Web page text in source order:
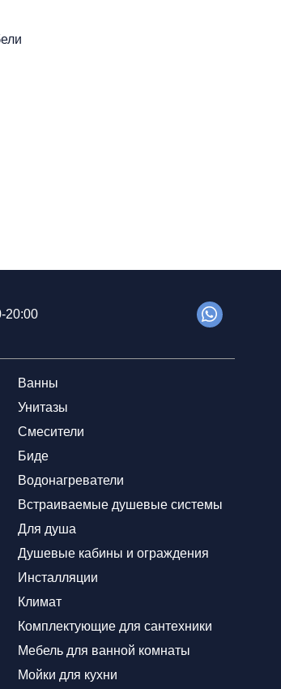
20:00
Ванны
Унитазы
Смесители
Биде
Водонагреватели
Встраиваемые душевые системы
Для душа
Душевые кабины и ограждения
Инсталляции
Климат
Комплектующие для сантехники
Мебель для ванной комнаты
Мойки для кухни